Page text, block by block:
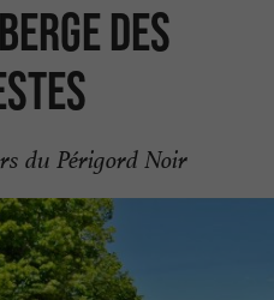
des
du Périgord Noir